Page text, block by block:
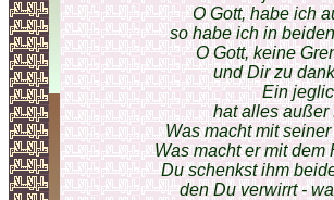
O Gott, habe ich
so habe ich in
O Gott, keine
und Dir zu
Ein
hat alles außer
Was macht mit
Was macht er mit
Du schenkst ihm
den Du verwirrt -